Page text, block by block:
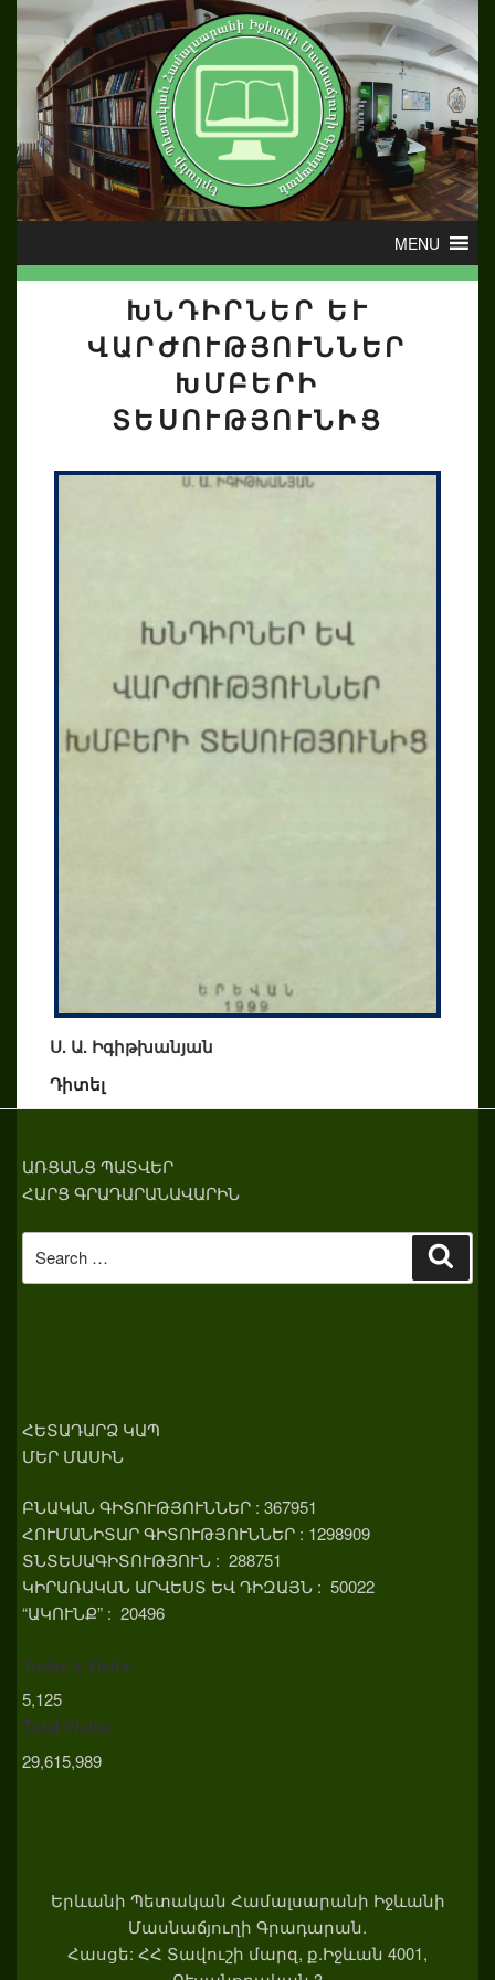
ԽՆԴԻՐՆԵՐ ԵՒ Վ
ԱՐԺՈՒԹՅՈՒՆՆԵՐ Խ
ՄԲԵՐԻ Տ
ԵՍՈՒԹՅՈՒՆԻՑ
Ս. Ա. Իգիթխանյան
Դիտել
ԱՌՑԱՆՑ ՊԱՏՎԵՐ
ՀԱՐՑ ԳՐԱԴԱՐԱՆԱՎԱՐԻՆ
for:
ՀԵՏԱԴԱՐՁ ԿԱՊ
ՄԵՐ ՄԱՍԻՆ
ԲՆԱԿԱՆ ԳԻՏՈՒԹՅՈՒՆՆԵՐ : 367951
ՀՈՒՄԱՆԻՏԱՐ ԳԻՏՈՒԹՅՈՒՆՆԵՐ : 1298909
ՏՆՏԵՍԱԳԻՏՈՒԹՅՈՒՆ : 288751
ԿԻՐԱՌԱԿԱՆ ԱՐՎԵՍՏ ԵՎ ԴԻԶԱՅՆ : 50022
“ԱԿՈՒՆՔ” : 20496
Today's Visits:
5,125
Total Visits:
29,615,989
Երևանի Պետական Համալսարանի Իջևանի
Մասնաճյուղի Գրադարան.
Հասցե: ՀՀ Տավուշի մարզ, ք.Իջևան 4001,